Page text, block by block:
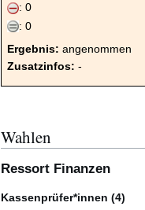
: 0
: 0
Ergebnis: angenommen
Zusatzinfos: -
Wahlen
Ressort Finanzen
Kassenprüfer*innen (4)